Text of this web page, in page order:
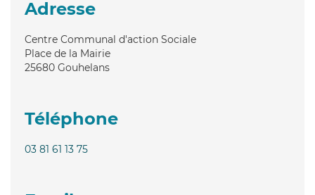
Adresse
Centre Communal d'action Sociale
Place de la Mairie
25680 Gouhelans
Téléphone
03 81 61 13 75